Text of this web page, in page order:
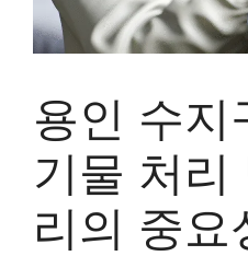
용인 수지
기물 처리
리의 중요